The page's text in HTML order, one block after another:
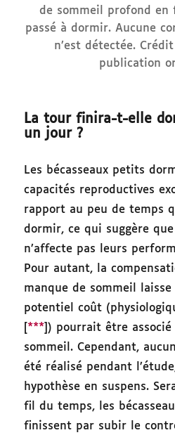
de sommeil profond en
passé à dormir. Aucune
n’est détectée.
publication
La tour finira-t-elle
un jour ?
Les bécasseaux petits
capacités reproductives
rapport au peu de temps
dormir, ce qui suggère
n’affecte pas leurs
Pour autant, la
manque de sommeil laisse
potentiel coût
*** ]) pourrait être
sommeil. Cependant,
été réalisé pendant
hypothèse en suspens.
fil du temps, les
finissent par subir le